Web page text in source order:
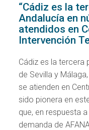
“Cádiz es la
Andalucía en
atendidos en
Intervención
Cádiz es la tercera
de Sevilla y
se atienden en
sido pionera en
que, en respuesta
demanda de